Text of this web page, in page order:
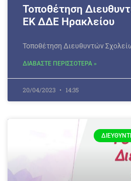
Τοποθέτηση
ΕΚ ΔΔΕ Ηρακλείου
Τοποθέτηση Διευθυντών
ΔΙΑΒΑΣΤΕ ΠΕΡΙΣΣΟΤΕΡΑ »
20/04/2023 14:35